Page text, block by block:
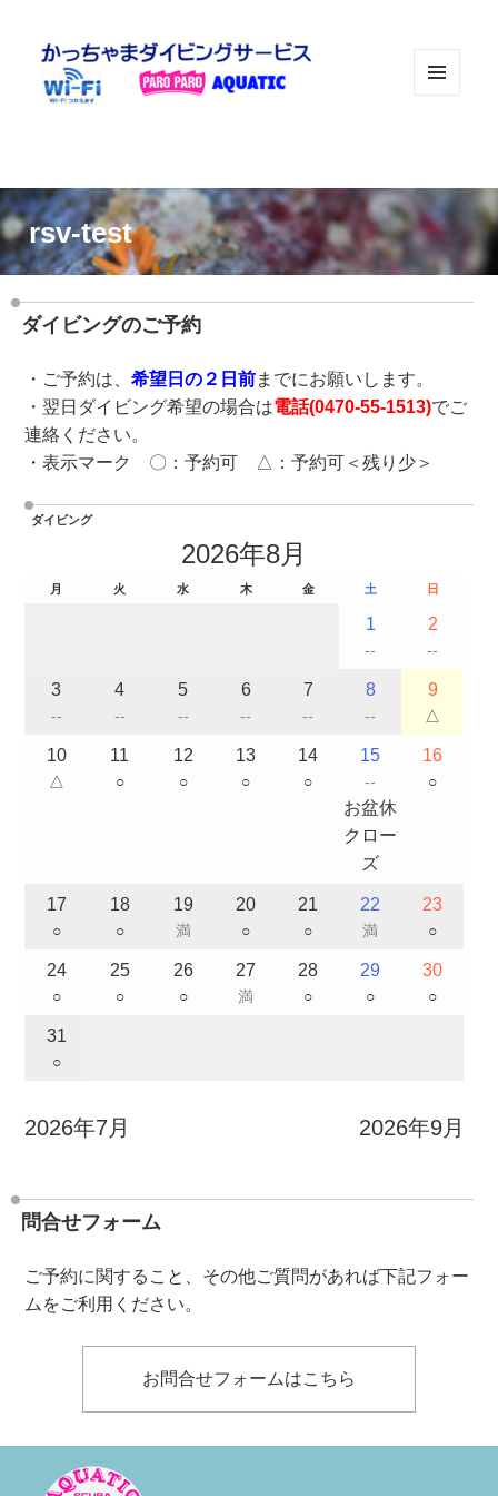
rsv-test
ダイビングのご予約
・ご予約は、希望日の２日前までにお願いします。
・翌日ダイビング希望の場合は電話(0470-55-1513)でご
連絡ください。
・表示マーク 〇：予約可 △：予約可＜残り少＞
ダイビング
2026年8月
月 火 水 木 金 土 日
1
--
2
--
3
--
4
--
5
--
6
--
7
--
8
--
9
△
10
△
11
○
12
○
13
○
14
○
15
--
お盆休
クロー
ズ
16
○
17
○
18
○
19
満
20
○
21
○
22
満
23
○
24
○
25
○
26
○
27
満
28
○
29
○
30
○
31
○
2026年7月 2026年9月
問合せフォーム
ご予約に関すること、その他ご質問があれば下記フォー
ムをご利用ください。
お問合せフォームはこちら